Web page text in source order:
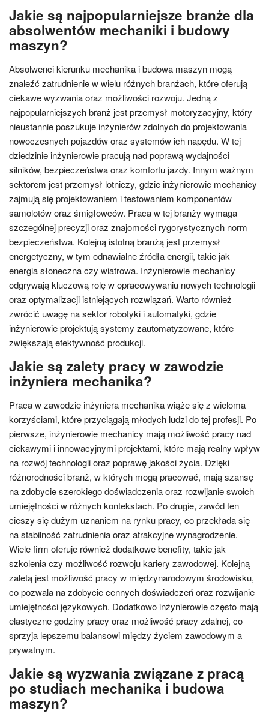
Jakie są najpopularniejsze branże dla
absolwentów mechaniki i budowy
maszyn?
Absolwenci kierunku mechanika i budowa maszyn mogą
znaleźć zatrudnienie w wielu różnych branżach, które oferują
ciekawe wyzwania oraz możliwości rozwoju. Jedną z
najpopularniejszych branż jest przemysł motoryzacyjny, który
nieustannie poszukuje inżynierów zdolnych do projektowania
nowoczesnych pojazdów oraz systemów ich napędu. W tej
dziedzinie inżynierowie pracują nad poprawą wydajności
silników, bezpieczeństwa oraz komfortu jazdy. Innym ważnym
sektorem jest przemysł lotniczy, gdzie inżynierowie mechanicy
zajmują się projektowaniem i testowaniem komponentów
samolotów oraz śmigłowców. Praca w tej branży wymaga
szczególnej precyzji oraz znajomości rygorystycznych norm
bezpieczeństwa. Kolejną istotną branżą jest przemysł
energetyczny, w tym odnawialne źródła energii, takie jak
energia słoneczna czy wiatrowa. Inżynierowie mechanicy
odgrywają kluczową rolę w opracowywaniu nowych technologii
oraz optymalizacji istniejących rozwiązań. Warto również
zwrócić uwagę na sektor robotyki i automatyki, gdzie
inżynierowie projektują systemy zautomatyzowane, które
zwiększają efektywność produkcji.
Jakie są zalety pracy w zawodzie
inżyniera mechanika?
Praca w zawodzie inżyniera mechanika wiąże się z wieloma
korzyściami, które przyciągają młodych ludzi do tej profesji. Po
pierwsze, inżynierowie mechanicy mają możliwość pracy nad
ciekawymi i innowacyjnymi projektami, które mają realny wpływ
na rozwój technologii oraz poprawę jakości życia. Dzięki
różnorodności branż, w których mogą pracować, mają szansę
na zdobycie szerokiego doświadczenia oraz rozwijanie swoich
umiejętności w różnych kontekstach. Po drugie, zawód ten
cieszy się dużym uznaniem na rynku pracy, co przekłada się
na stabilność zatrudnienia oraz atrakcyjne wynagrodzenie.
Wiele firm oferuje również dodatkowe benefity, takie jak
szkolenia czy możliwość rozwoju kariery zawodowej. Kolejną
zaletą jest możliwość pracy w międzynarodowym środowisku,
co pozwala na zdobycie cennych doświadczeń oraz rozwijanie
umiejętności językowych. Dodatkowo inżynierowie często mają
elastyczne godziny pracy oraz możliwość pracy zdalnej, co
sprzyja lepszemu balansowi między życiem zawodowym a
prywatnym.
Jakie są wyzwania związane z pracą
po studiach mechanika i budowa
maszyn?